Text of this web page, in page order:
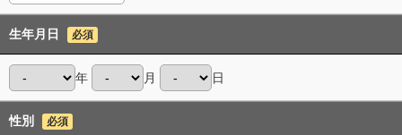
生年月日 必須
年 月 日
性別 必須